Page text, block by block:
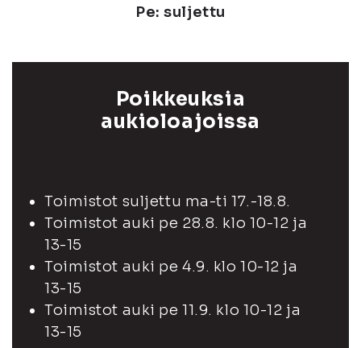
Pe: suljettu
Poikkeuksia
aukioloajoissa
Toimistot suljettu ma-ti 17.-18.8.
Toimistot auki pe 28.8. klo 10-12 ja
13-15
Toimistot auki pe 4.9. klo 10-12 ja
13-15
Toimistot auki pe 11.9. klo 10-12 ja
13-15